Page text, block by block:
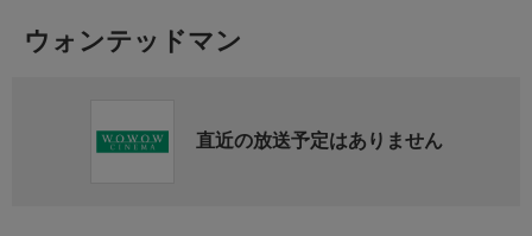
ウォンテッドマン
直近の放送予定はありません